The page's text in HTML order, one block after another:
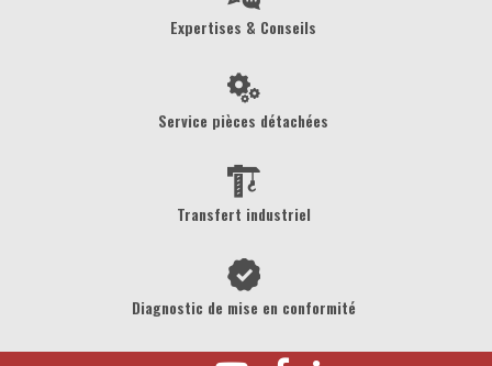
Expertises & Conseils
Service pièces détachées
Transfert industriel
Diagnostic de mise en conformité